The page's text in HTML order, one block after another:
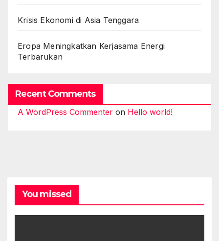
Krisis Ekonomi di Asia Tenggara
Eropa Meningkatkan Kerjasama Energi
Terbarukan
Recent Comments
A WordPress Commenter on Hello world!
You missed